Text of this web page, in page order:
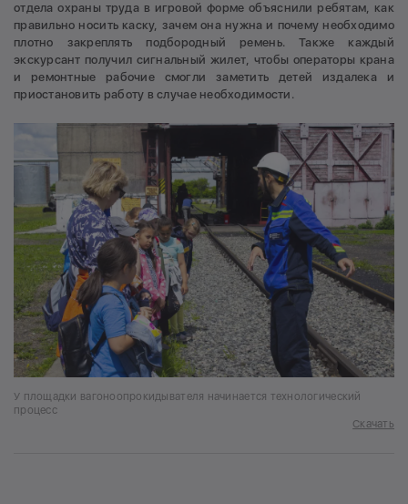
отдела охраны труда в игровой форме объяснили ребятам, как
правильно носить каску, зачем она нужна и почему необходимо
плотно закреплять подбородный ремень. Также каждый
экскурсант получил сигнальный жилет, чтобы операторы крана
и ремонтные рабочие смогли заметить детей издалека и
приостановить работу в случае необходимости.
У площадки вагоноопрокидывателя начинается технологический
процесс
Скачать